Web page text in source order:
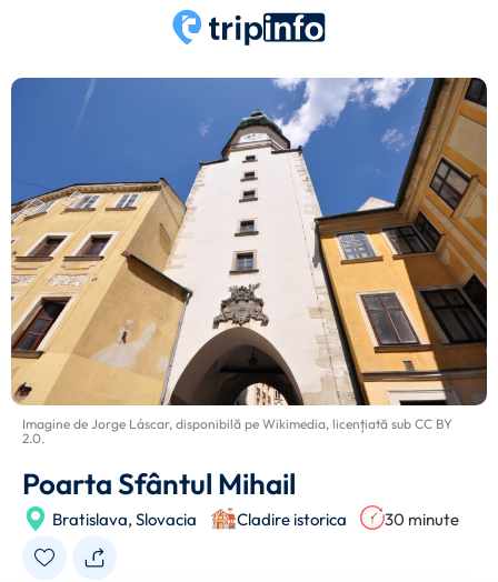
Imagine de Jorge Láscar, disponibilă pe Wikimedia, licențiată sub CC BY
2.0.
Poarta Sfântul Mihail
Bratislava, Slovacia Cladire istorica 30 minute